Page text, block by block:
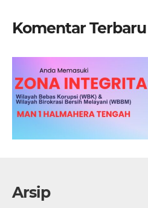
Komentar Terbaru
Arsip